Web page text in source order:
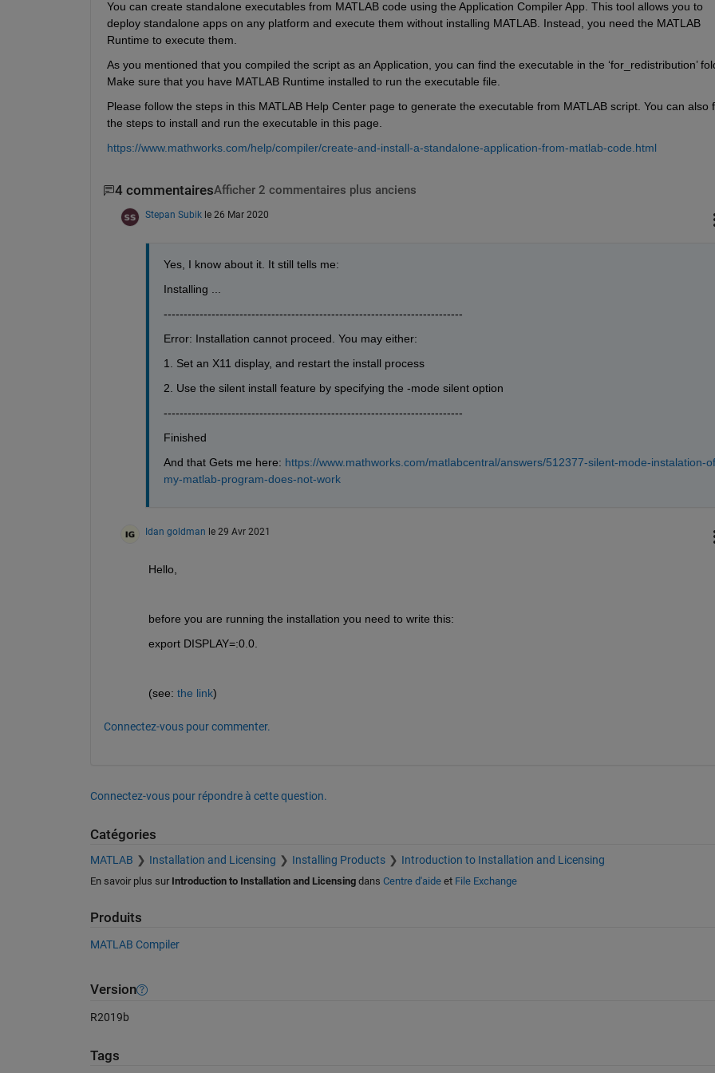
You can create standalone executables from MATLAB code using the Application Compiler App. This tool allows you to
deploy standalone apps on any platform and execute them without installing MATLAB. Instead, you need the MATLAB
Runtime to execute them.
As you mentioned that you compiled the script as an Application, you can find the executable in the ‘for_redistribution’
Make sure that you have MATLAB Runtime installed to run the executable file.
Please follow the steps in this MATLAB Help Center page to generate the executable from MATLAB script. You can also
the steps to install and run the executable in this page.
https://www.mathworks.com/help/compiler/create-and-install-a-standalone-application-from-matlab-code.html
4 commentairesAfficher 2 commentaires plus anciens
Stepan Subik le 26 Mar 2020
Yes, I know about it. It still tells me:
Installing ...
---------------------------------------------------------------------------
Error: Installation cannot proceed. You may either:
1. Set an X11 display, and restart the install process
2. Use the silent install feature by specifying the -mode silent option
---------------------------------------------------------------------------
Finished
And that Gets me here: https://www.mathworks.com/matlabcentral/answers/512377-silent-mode-instalation-
my-matlab-program-does-not-work
Idan goldman le 29 Avr 2021
Hello,
before you are running the installation you need to write this:
export DISPLAY=:0.0.
(see: the link)
Connectez-vous pour commenter.
Connectez-vous pour répondre à cette question.
Catégories
MATLAB Installation and Licensing Installing Products Introduction to Installation and Licensing
En savoir plus sur Introduction to Installation and Licensingdans Centre d'aideet File Exchange
Produits
MATLAB Compiler
Version
R2019b
Tags